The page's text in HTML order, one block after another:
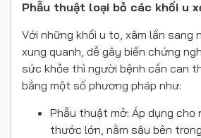
Phẫu thuật loại bỏ các khối u
Với những khối u to, xâm lấn sang
xung quanh, dễ gây biến chứng
sức khỏe thì người bệnh cần can
bằng một số phương pháp như:
Phẫu thuật mở: Áp dụng cho
thước lớn, nằm sâu bên